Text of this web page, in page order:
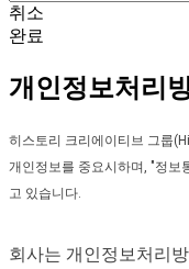
취소
완료
개인정보처리
히스토리 크리에이티브 그룹
개인정보를 중요시하며, "정보
고 있습니다.
회사는 개인정보처리